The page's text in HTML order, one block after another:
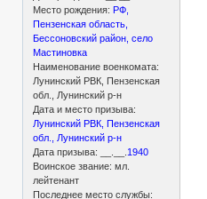
Место рождения: РФ,
Пензенская область,
Бессоновский район, село
Мастиновка
Наименование военкомата:
Лунинский РВК, Пензенская
обл., Лунинский р-н
Дата и место призыва:
Лунинский РВК, Пензенская
обл., Лунинский р-н
Дата призыва: __.__. 1940
Воинское звание: мл.
лейтенант
Последнее место службы: